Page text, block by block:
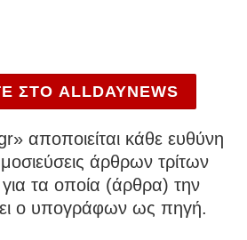
ΣΤΟ ALLDAYNEWS
αποποιείται κάθε ευθύνη
άρθρων τρίτων
για τα οποία (άρθρα) την
ο υπογράφων ως πηγή.